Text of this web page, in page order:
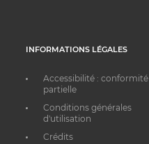
INFORMATIONS LÉGALES
Accessibilité : conformité
partielle
Conditions générales
d'utilisation
Crédits